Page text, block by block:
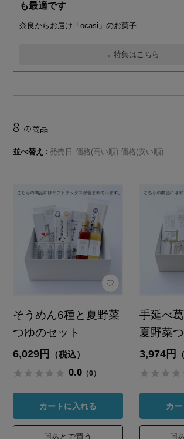
も最適です
奈良からお届け「ocasi」のお菓子
→ 特集はこちら
8 の商品
並べ替え 発売日 価格(高い順) 価格(安い順)
そうめん6種と夏野菜
つゆのセット
6,029円 （税込）
0.0 （0）
カートに入れる
あとで買う
手延べ
夏野菜
3,974円
カ